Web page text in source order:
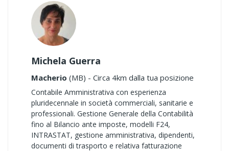
Michela Guerra
Macherio (MB) - Circa 4km dalla tua posizione
Contabile Amministrativa con esperienza
pluridecennale in società commerciali, sanitarie e
professionali. Gestione Generale della Contabilità
fino al Bilancio ante imposte, modelli F24,
INTRASTAT, gestione amministrativa, dipendenti,
documenti di trasporto e relativa fatturazione